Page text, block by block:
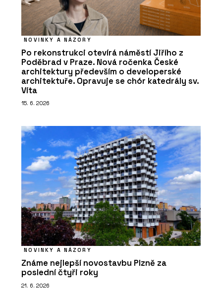
NOVINKY A NÁZORY
Po rekonstrukci otevírá náměstí Jiřího z
Poděbrad v Praze. Nová ročenka České
architektury především o developerské
architektuře. Opravuje se chór katedrály sv.
Víta
15. 6. 2026
NOVINKY A NÁZORY
Známe nejlepší novostavbu Plzně za
poslední čtyři roky
21. 6. 2026